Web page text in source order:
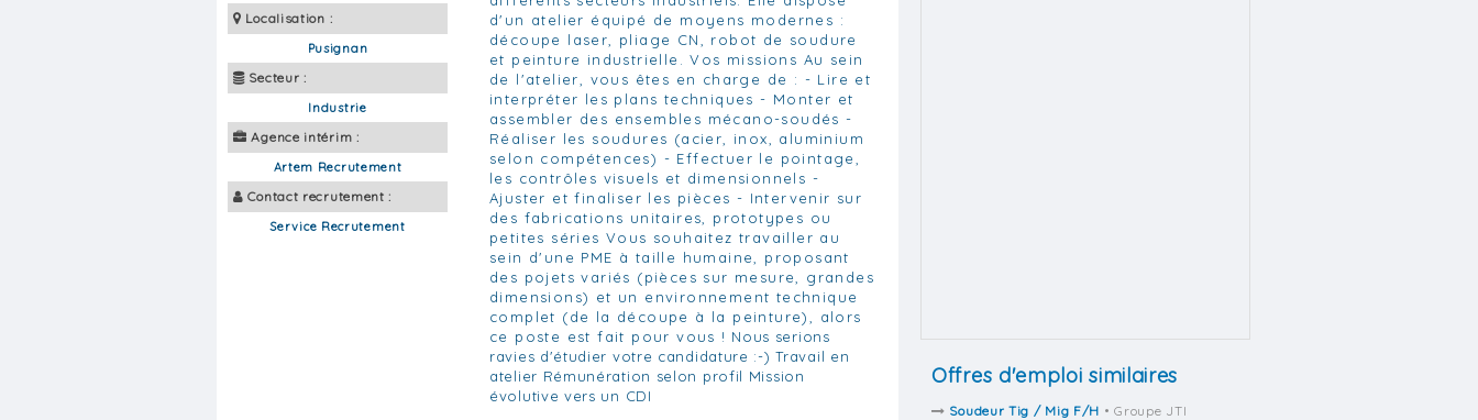
Localisation :
Pusignan
Secteur :
Industrie
Agence intérim :
Artem Recrutement
Contact recrutement :
Service Recrutement
d'un atelier équipé de moyens modernes :
découpe laser, pliage CN, robot de soudure
et peinture industrielle. Vos missions Au sein
de l'atelier, vous êtes en charge de : - Lire et
interpréter les plans techniques - Monter et
assembler des ensembles mécano-soudés -
Réaliser les soudures (acier, inox, aluminium
selon compétences) - Effectuer le pointage,
les contrôles visuels et dimensionnels -
Ajuster et finaliser les pièces - Intervenir sur
des fabrications unitaires, prototypes ou
petites séries Vous souhaitez travailler au
sein d'une PME à taille humaine, proposant
des pojets variés (pièces sur mesure, grandes
dimensions) et un environnement technique
complet (de la découpe à la peinture), alors
ce poste est fait pour vous ! Nous serions
ravies d'étudier votre candidature :-) Travail en
atelier Rémunération selon profil Mission
évolutive vers un CDI
Offres d'emploi similaires
Soudeur Tig / Mig F/H • Groupe JTI